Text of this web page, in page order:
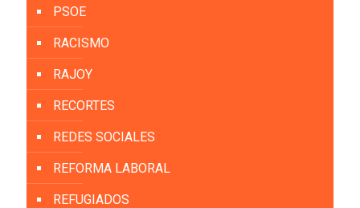
PSOE
RACISMO
RAJOY
RECORTES
REDES SOCIALES
REFORMA LABORAL
REFUGIADOS